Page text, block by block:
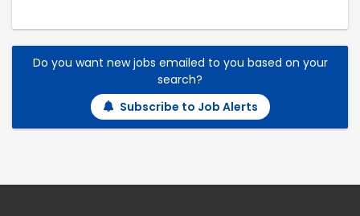
Do you want new jobs emailed to you based on your
search?
Subscribe to Job Alerts